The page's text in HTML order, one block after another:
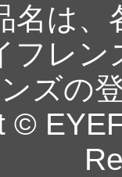
は、
フレ
ンズの
©